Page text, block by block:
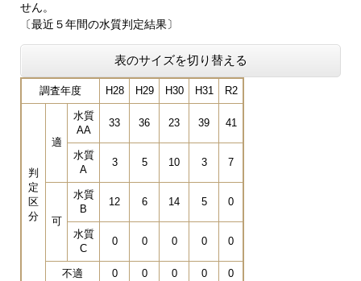
せん。
〔最近５年間の水質判定結果〕
表のサイズを切り替える
調査年度 H28 H29 H30 H31 R2
判
定
区
分
適
水質
AA
33 36 23 39 41
水質
A
3 5 10 3 7
可
水質
B
12 6 14 5 0
水質
C
0 0 0 0 0
不適 0 0 0 0 0